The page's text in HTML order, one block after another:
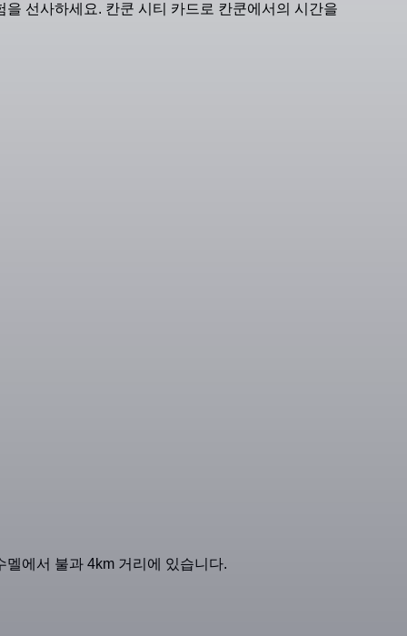
선사하세요. 칸쿤 시티 카드로 칸쿤에서의 시간을
에서 불과 4km 거리에 있습니다.